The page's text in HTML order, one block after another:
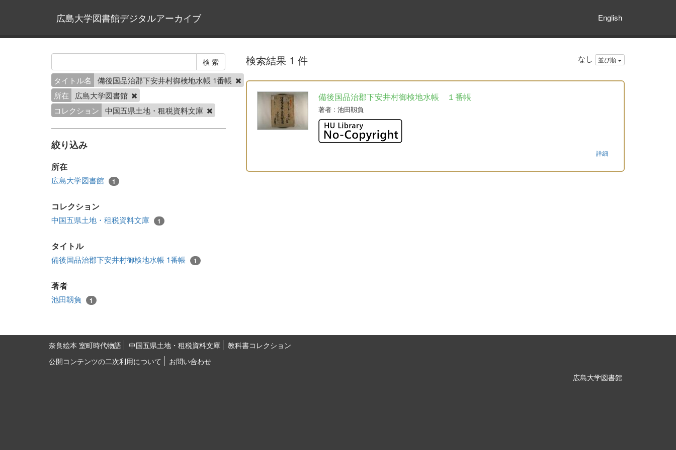
広島大学図書館デジタルアーカイブ English
タイトル名
備後国品治郡下安井村御検地水帳 1番帳
所在
広島大学図書館
コレクション
中国五県土地・租税資料文庫
絞り込み
所在
広島大学図書館 1
コレクション
中国五県土地・租税資料文庫 1
タイトル
備後国品治郡下安井村御検地水帳 1番帳 1
著者
池田靱負 1
検索結果 1 件 なし 並び順
備後国品治郡下安井村御検地水帳 １番帳
著者: 池田靱負
詳細
奈良絵本 室町時代物語 中国五県土地・租税資料文庫
教科書コレクション
公開コンテンツの二次利用について
お問い合わせ
広島大学図書館